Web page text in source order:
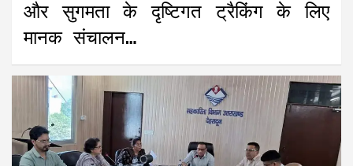
और सुगमता के दृष्टिगत ट्रैकिंग के लिए
मानक संचालन…